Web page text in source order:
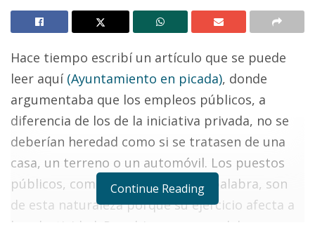
Hace tiempo escribí un artículo que se puede
leer aquí (Ayuntamiento en picada), donde
argumentaba que los empleos públicos, a
diferencia de los de la iniciativa privada, no se
deberían heredad como si se tratasen de una
casa, un terreno o un automóvil. Los puestos
públicos, como lo dice su propia palabra, son
de esta naturaleza porque su ejercicio afecta a
Continue Reading